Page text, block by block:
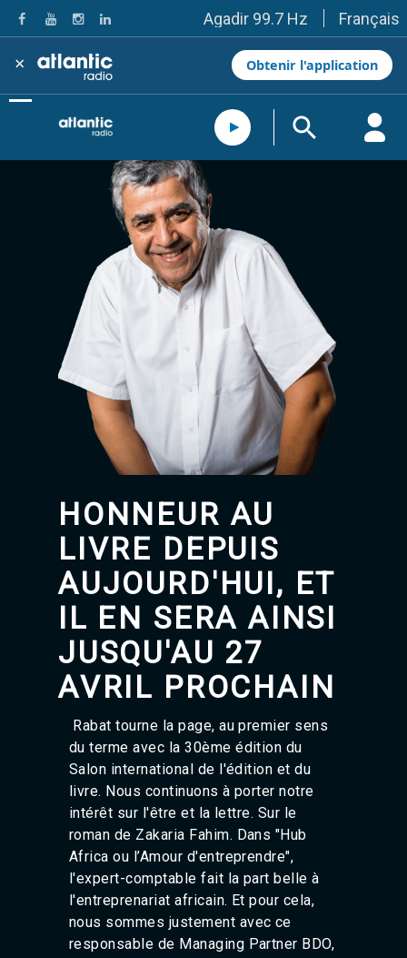
Agadir 99.7 Hz
Tanger 103.3 Hz
Tétouan 87.8 Hz
Fès 98.8 Hz
Meknès 97.2 Hz
El Jadida 97.3
Settat 104,6
Taounate 95.6
Tiznit 103.1
SkhourRhamna 92.2
Taroudant 104.9
Guelmim 91.9
Tan-Tan 95.2
Tafraout 104.9
Casablanca 92.5 Hz
Rabat, Salé 106.9 Hz
Marrakech 90.5 Hz
Agadir 99.7 Hz
Tanger 103.3 Hz
Tétouan 87.8 Hz
Fès 98.8 Hz
El Jadida 97.3
Settat 104,6
Chefchaouen 106.4
Essaouira 96.6
Safi 92.3
Taza 103.0
Taounate 95.6
Tiznit 103.1
SkhourRhamna 92.2
Taroudant 104.9
Tan-Tan 95.2
Tafraout 104.9
Français
× Obtenir l'application
HONNEUR AU
LIVRE DEPUIS
AUJOURD'HUI, ET
IL EN SERA AINSI
JUSQU'AU 27
AVRIL PROCHAIN
Rabat tourne la page, au premier sens
du terme avec la 30ème édition du
Salon international de l'édition et du
livre. Nous continuons à porter notre
intérêt sur l'être et la lettre. Sur le
roman de Zakaria Fahim. Dans "Hub
Africa ou l’Amour d'entreprendre",
l'expert-comptable fait la part belle à
l'entreprenariat africain. Et pour cela,
nous sommes justement avec ce
responsable de Managing Partner BDO,